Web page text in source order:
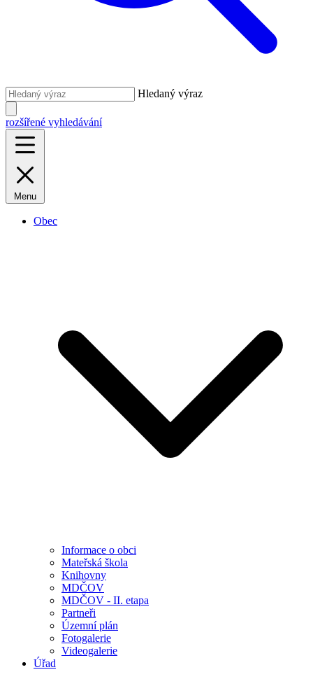
Hledaný výraz
rozšířené vyhledávání
Menu
Obec
Informace o obci
Mateřská škola
Knihovny
MDČOV
MDČOV - II. etapa
Partneři
Územní plán
Fotogalerie
Videogalerie
Úřad